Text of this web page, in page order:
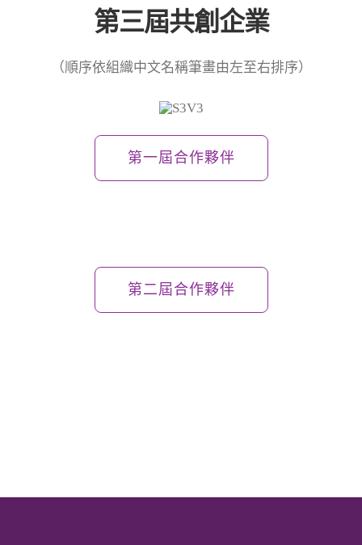
第三屆共創企業
（順序依組織中文名稱筆畫由左至右排序）
第一屆合作夥伴
第二屆合作夥伴